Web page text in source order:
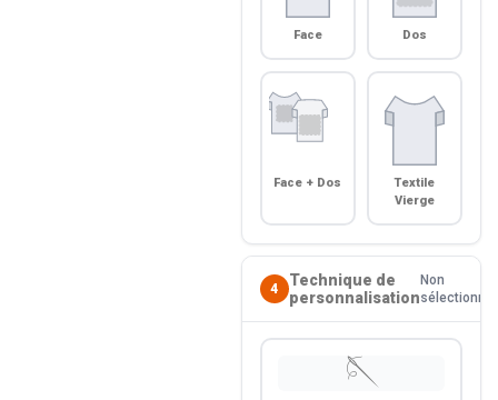
Face Dos
Face + Dos
Textile
Vierge
4
Technique de
personnalisation
Non
sélectionné
🪡